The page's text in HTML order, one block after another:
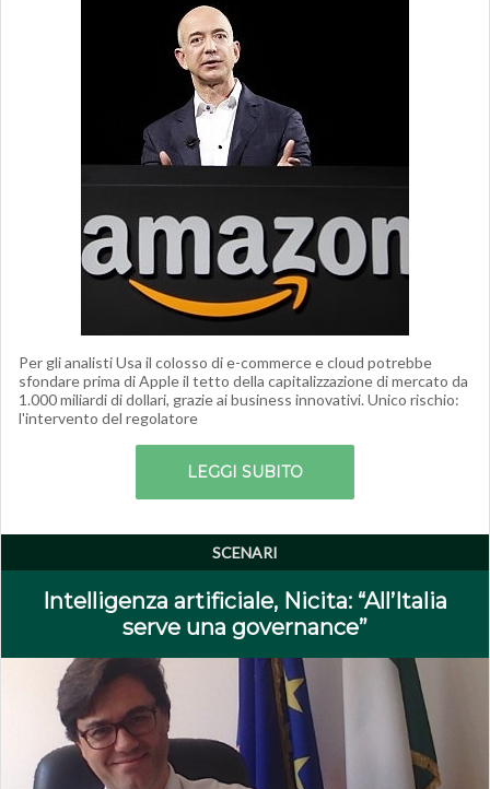
Per gli analisti Usa il colosso di e-commerce e cloud potrebbe
sfondare prima di Apple il tetto della capitalizzazione di mercato da
1.000 miliardi di dollari, grazie ai business innovativi. Unico rischio:
l'intervento del regolatore
LEGGI SUBITO
SCENARI
Intelligenza artificiale, Nicita: “All’Italia
serve una governance”